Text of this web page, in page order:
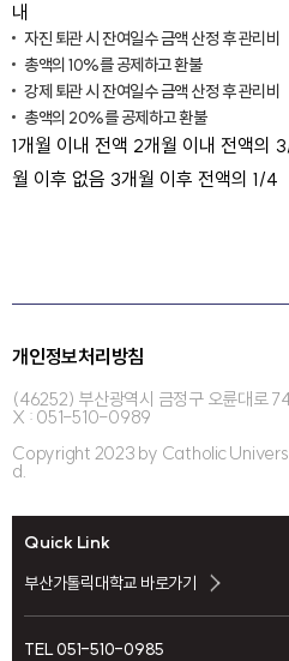
내
자진 퇴관 시 잔여일수 금액 산정 후 관리비
총액의 10%를 공제하고 환불
강제 퇴관 시 잔여일수 금액 산정 후 관리비
총액의 20%를 공제하고 환불
1개월 이내 전액 2개월 이내 전액의
월 이후 없음 3개월 이후 전액의 1/4
개인정보처리방침
(46252) 부산광역시 금정구 오륜대로
X : 051-510-0989
Copyright 2023 by Catholic
d.
Quick Link
부산가톨릭대학교 바로가기
TEL 051-510-0985